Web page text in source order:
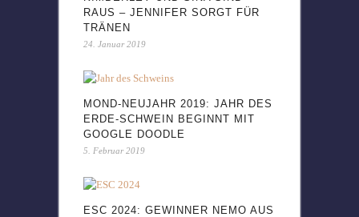
RAUS – JENNIFER SORGT FÜR
TRÄNEN
24. Januar 2019
MOND-NEUJAHR 2019: JAHR DES
ERDE-SCHWEIN BEGINNT MIT
GOOGLE DOODLE
5. Februar 2019
ESC 2024: GEWINNER NEMO AUS